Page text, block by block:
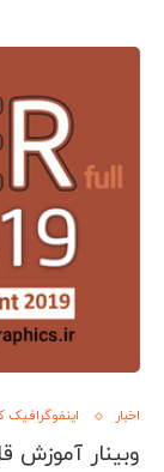
اخبار اینفوگرافیک
وبینار آموزش